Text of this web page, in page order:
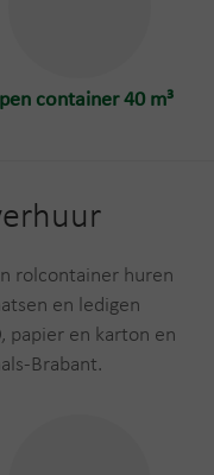
container 40 m³
rolcontainer huren
en ledigen
papier en karton en
Brabant.